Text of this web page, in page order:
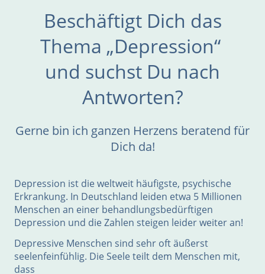
Beschäftigt Dich das
Thema „Depression“
und suchst Du nach
Antworten?
Gerne bin ich ganzen Herzens beratend für
Dich da!
Depression ist die weltweit häufigste, psychische
Erkrankung. In Deutschland leiden etwa 5 Millionen
Menschen an einer behandlungsbedürftigen
Depression und die Zahlen steigen leider weiter an!
Depressive Menschen sind sehr oft äußerst
seelenfeinfühlig. Die Seele teilt dem Menschen mit,
dass